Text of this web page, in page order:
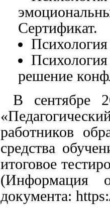
Сертификат.
решение
В сентябре
работников
средства
итоговое
(Информация
документа: